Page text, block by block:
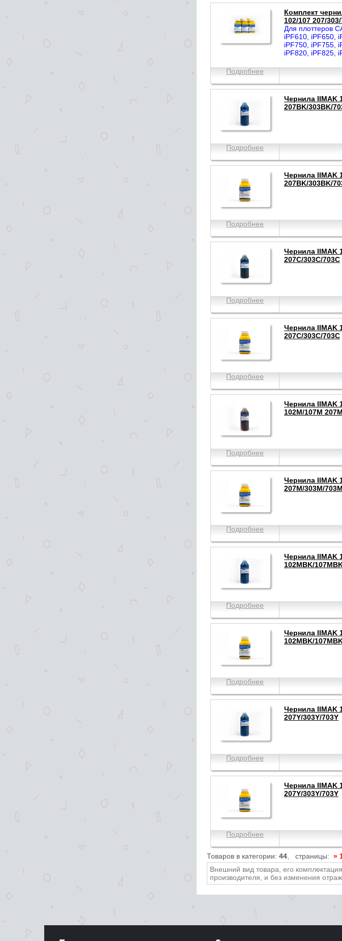
Комплект
102/107 207/
Для плоттеров
iPF610, iPF650,
iPF750, iPF755,
iPF820, iPF825,
Подробнее
Чернила IIMAK
207BK/303BK/
Подробнее
Чернила IIMAK
207BK/303BK/
Подробнее
Чернила IIMAK
207C/303C/703C
Подробнее
Чернила IIMAK
207C/303C/703C
Подробнее
Чернила IIMAK
102M/107M
Подробнее
Чернила IIMAK
207M/303M/703M
Подробнее
Чернила IIMAK
102MBK/
Подробнее
Чернила IIMAK
102MBK/
Подробнее
Чернила IIMAK
207Y/303Y/703Y
Подробнее
Чернила IIMAK
207Y/303Y/703Y
Подробнее
Товаров в категории: 44 , страницы: »
Внешний вид товара, его
производителя, и без изменения